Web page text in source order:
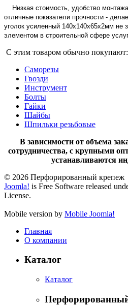
Низкая стоимость, удобство
отличные показатели прочности -
уголок усиленный 140х140х65х2мм
элементом в строительной сфере
С этим товаром обычно покупают:
Саморезы
Гвозди
Инструмент
Болты
Гайки
Шайбы
Шпильки резьбовые
В зависимости от объема
сотрудничества, с крупными
устанавливаются
© 2026 Перфорированный крепеж
Joomla! is Free Software released
License.
Mobile version by Mobile Joomla!
Главная
О компании
Каталог
Каталог